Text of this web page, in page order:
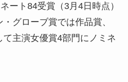
ート84受賞（3月4日時点）
グローブ賞では作品賞、
主演女優賞4部門にノミネ